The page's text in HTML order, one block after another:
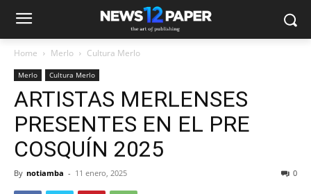
Home Merlo Cultura Merlo
Merlo Cultura Merlo
ARTISTAS MERLENSES
PRESENTES EN EL PRE
COSQUÍN 2025
By notiamba - 11 enero, 2025 0